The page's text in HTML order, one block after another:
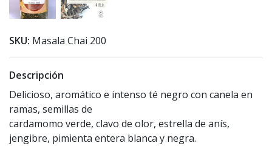
SKU: Masala Chai 200
Descripción
Delicioso, aromático e intenso té negro con canela en
ramas, semillas de
cardamomo verde, clavo de olor, estrella de anís,
jengibre, pimienta entera blanca y negra.